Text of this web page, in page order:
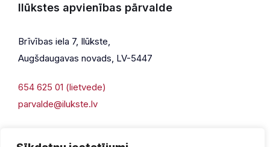
Ilūkstes apvienības pārvalde
Brīvības iela 7, Ilūkste,
Augšdaugavas novads, LV-5447
654 625 01 (lietvede)
parvalde@ilukste.lv